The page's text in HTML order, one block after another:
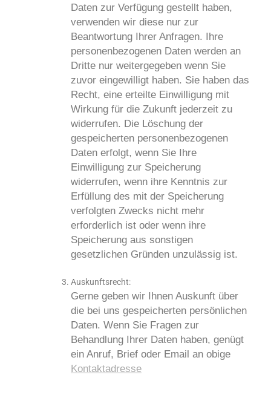
Daten zur Verfügung gestellt haben,
verwenden wir diese nur zur
Beantwortung Ihrer Anfragen. Ihre
personenbezogenen Daten werden an
Dritte nur weitergegeben wenn Sie
zuvor eingewilligt haben. Sie haben das
Recht, eine erteilte Einwilligung mit
Wirkung für die Zukunft jederzeit zu
widerrufen. Die Löschung der
gespeicherten personenbezogenen
Daten erfolgt, wenn Sie Ihre
Einwilligung zur Speicherung
widerrufen, wenn ihre Kenntnis zur
Erfüllung des mit der Speicherung
verfolgten Zwecks nicht mehr
erforderlich ist oder wenn ihre
Speicherung aus sonstigen
gesetzlichen Gründen unzulässig ist.
Auskunftsrecht:
Gerne geben wir Ihnen Auskunft über
die bei uns gespeicherten persönlichen
Daten. Wenn Sie Fragen zur
Behandlung Ihrer Daten haben, genügt
ein Anruf, Brief oder Email an obige
Kontaktadresse